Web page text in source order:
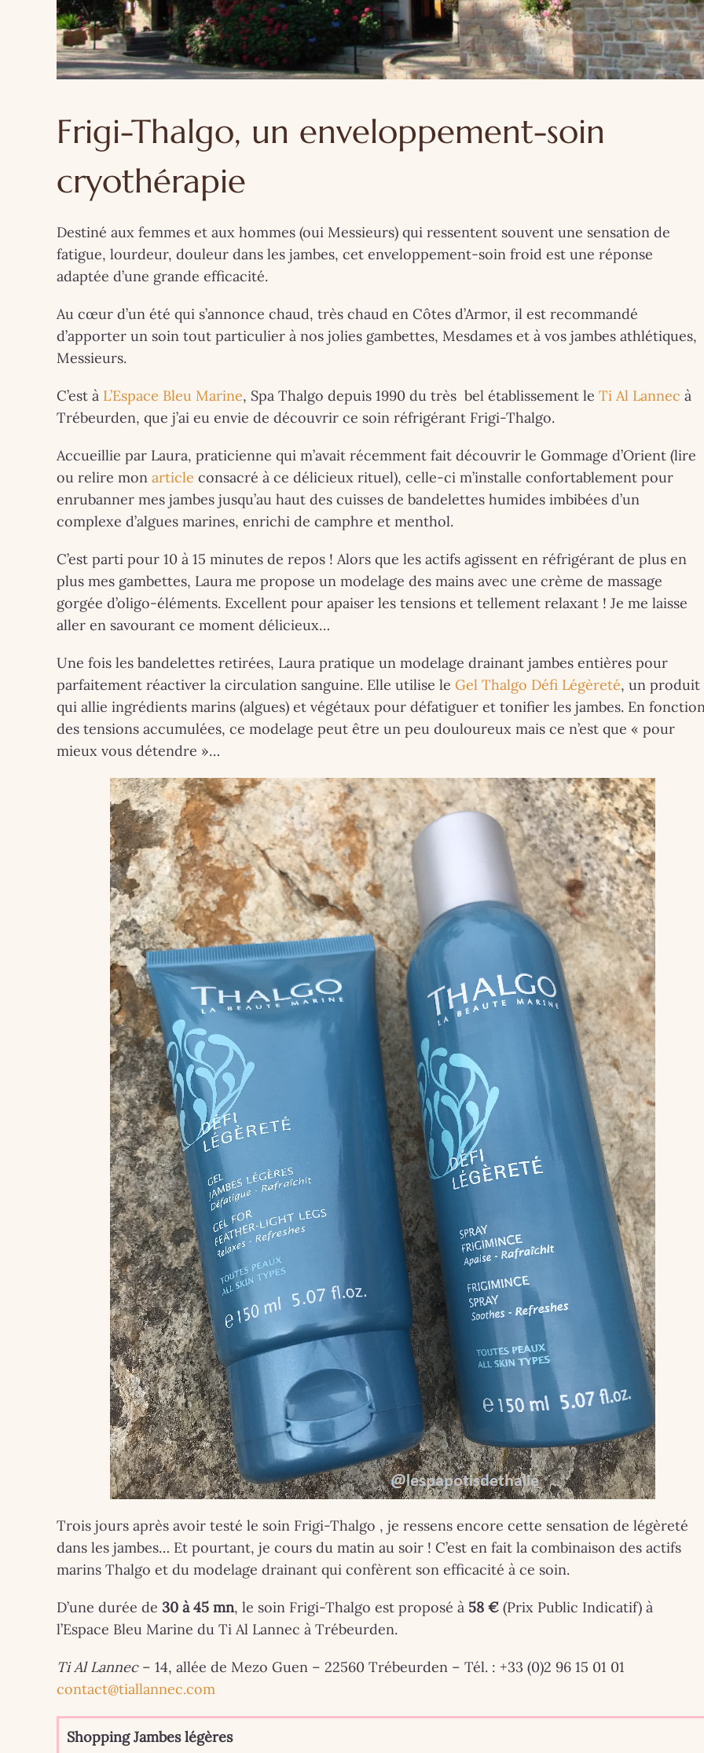
Frigi-Thalgo, un enveloppement-soin
cryothérapie
Destiné aux femmes et aux hommes (oui Messieurs) qui ressentent souvent une sensation de
fatigue, lourdeur, douleur dans les jambes, cet enveloppement-soin froid est une réponse
adaptée d’une grande efficacité.
Au cœur d’un été qui s’annonce chaud, très chaud en Côtes d’Armor, il est recommandé
d’apporter un soin tout particulier à nos jolies gambettes, Mesdames et à vos jambes athlétiques,
Messieurs.
C’est à L’Espace Bleu Marine, Spa Thalgo depuis 1990 du très bel établissement le Ti Al Lannec à
Trébeurden, que j’ai eu envie de découvrir ce soin réfrigérant Frigi-Thalgo.
Accueillie par Laura, praticienne qui m’avait récemment fait découvrir le Gommage d’Orient (lire
ou relire mon article consacré à ce délicieux rituel), celle-ci m’installe confortablement pour
enrubanner mes jambes jusqu’au haut des cuisses de bandelettes humides imbibées d’un
complexe d’algues marines, enrichi de camphre et menthol.
C’est parti pour 10 à 15 minutes de repos ! Alors que les actifs agissent en réfrigérant de plus en
plus mes gambettes, Laura me propose un modelage des mains avec une crème de massage
gorgée d’oligo-éléments. Excellent pour apaiser les tensions et tellement relaxant ! Je me laisse
aller en savourant ce moment délicieux…
Une fois les bandelettes retirées, Laura pratique un modelage drainant jambes entières pour
parfaitement réactiver la circulation sanguine. Elle utilise le Gel Thalgo Défi Légèreté, un produit
qui allie ingrédients marins (algues) et végétaux pour défatiguer et tonifier les jambes. En
des tensions accumulées, ce modelage peut être un peu douloureux mais ce n’est que « pour
mieux vous détendre »…
Trois jours après avoir testé le soin Frigi-Thalgo , je ressens encore cette sensation de légèreté
dans les jambes… Et pourtant, je cours du matin au soir ! C’est en fait la combinaison des actifs
marins Thalgo et du modelage drainant qui confèrent son efficacité à ce soin.
D’une durée de 30 à 45 mn, le soin Frigi-Thalgo est proposé à 58 € (Prix Public Indicatif) à
l’Espace Bleu Marine du Ti Al Lannec à Trébeurden.
Ti Al Lannec– 14, allée de Mezo Guen – 22560 Trébeurden – Tél. : +33 (0)2 96 15 01 01
contact@tiallannec.com
Shopping Jambes légères
Bretagne. Séb, le
come-back de
l’artiste à Perros-
Guirec !
Exposition-
performance au
Press-Book du 14
au 20 juillet 2025
10 JUILLET 2025
Londres.
Exposition. La
Reine Elizabeth
Sa vie, son style
30 AVRIL 2026